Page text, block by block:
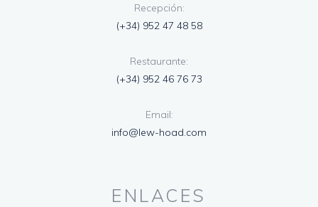
Recepción:
(+34) 952 47 48 58
Restaurante:
(+34) 952 46 76 73
Email:
info@lew-hoad.com
ENLACES